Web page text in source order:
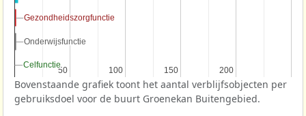
50
50 100
100 150
150 200
200
Gezondheidszorgfunctie
Gezondheidszorgfunctie
Onderwijsfunctie
Onderwijsfunctie
Celfunctie
Celfunctie
Bovenstaande grafiek toont het aantal verblijfsobjecten per
gebruiksdoel voor de buurt Groenekan Buitengebied.